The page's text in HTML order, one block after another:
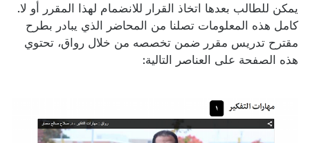
يمكن للطالب بعدها اتخاذ القرار للانضمام لهذا المقرر أو لا.
كامل هذه المعلومات تصلنا من المحاضر الذي يبادر بطرح
مقترح تدريس مقرر ضمن تخصصه من خلال رواق، تحتوي
هذه الصفحة على العناصر التالية: